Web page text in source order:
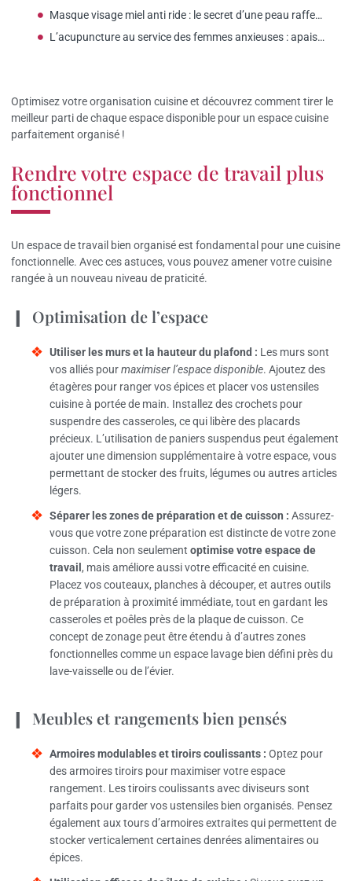
Masque visage miel anti ride : le secret d’une peau raffermie ?
L’acupuncture au service des femmes anxieuses : apaisement et sérénité assurés
Optimisez votre organisation cuisine et découvrez comment tirer le
meilleur parti de chaque espace disponible pour un espace cuisine
parfaitement organisé !
Rendre votre espace de travail plus
fonctionnel
Un espace de travail bien organisé est fondamental pour une cuisine
fonctionnelle. Avec ces astuces, vous pouvez amener votre cuisine
rangée à un nouveau niveau de praticité.
Optimisation de l’espace
Utiliser les murs et la hauteur du plafond : Les murs sont
vos alliés pourmaximiser l’espace disponible. Ajoutez des
étagères pour ranger vos épices et placer vos ustensiles
cuisine à portée de main. Installez des crochets pour
suspendre des casseroles, ce qui libère des placards
précieux. L’utilisation de paniers suspendus peut également
ajouter une dimension supplémentaire à votre espace, vous
permettant de stocker des fruits, légumes ou autres articles
légers.
Séparer les zones de préparation et de cuisson : Assurez-
vous que votre zone préparation est distincte de votre zone
cuisson. Cela non seulement optimise votre espace de
travail , mais améliore aussi votre efficacité en cuisine.
Placez vos couteaux, planches à découper, et autres outils
de préparation à proximité immédiate, tout en gardant les
casseroles et poêles près de la plaque de cuisson. Ce
concept de zonage peut être étendu à d’autres zones
fonctionnelles comme un espace lavage bien défini près du
lave-vaisselle ou de l’évier.
Meubles et rangements bien pensés
Armoires modulables et tiroirs coulissants : Optez pour
des armoires tiroirs pour maximiser votre espace
rangement. Les tiroirs coulissants avec diviseurs sont
parfaits pour garder vos ustensiles bien organisés. Pensez
également aux tours d’armoires extraites qui permettent de
stocker verticalement certaines denrées alimentaires ou
épices.